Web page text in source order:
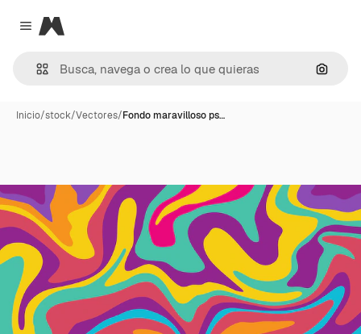
Close menu
Magnific
Inicio/stock/Vectores/Fondo maravilloso ps…